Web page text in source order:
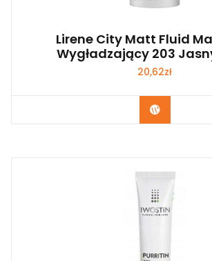
Lirene City Matt Fluid
Wygładzający 203
20,62zł
Zobacz